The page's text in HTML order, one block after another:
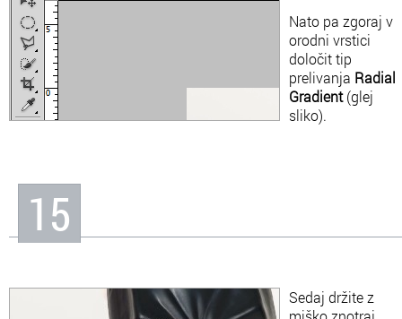
Nato pa zgoraj v
orodni vrstici
določit tip
prelivanja Radial
Gradient(glej
sliko).
15
Sedaj držite z